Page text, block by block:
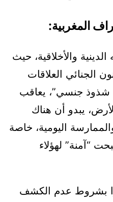
المغربية:
والأخلاقية، حيث
من القانون الجنائي العلاقات
شذوذ جنسي”، يعاقب
يبدو أن هناك
اليومية، خاصة
“آمنة” لهؤلاء
بشروط عدم الكشف